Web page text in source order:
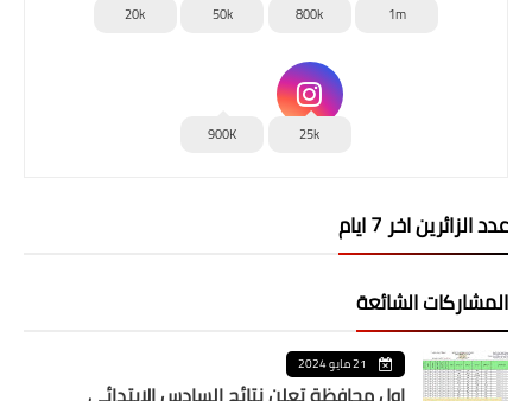
1m
800k
50k
20k
25k
900K
عدد الزائرين اخر 7 ايام
المشاركات الشائعة
21 مايو 2024